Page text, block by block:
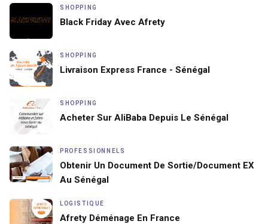
SHOPPING
Black Friday Avec Afrety
SHOPPING
Livraison Express France - Sénégal
SHOPPING
Acheter Sur AliBaba Depuis Le Sénégal
PROFESSIONNELS
Obtenir Un Document De Sortie/document EX
Au Sénégal
LOGISTIQUE
Afrety Déménage En France